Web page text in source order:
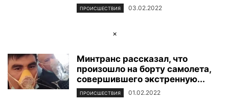
ПРОИСШЕСТВИЯ 03.02.2022
×
Минтранс рассказал, что
произошло на борту самолета,
совершившего экстренную...
ПРОИСШЕСТВИЯ 01.02.2022